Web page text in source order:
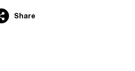
Share